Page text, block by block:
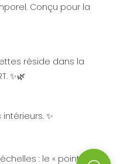
Conçu pour la
réside dans la
✨🌿
✨
: le « point de